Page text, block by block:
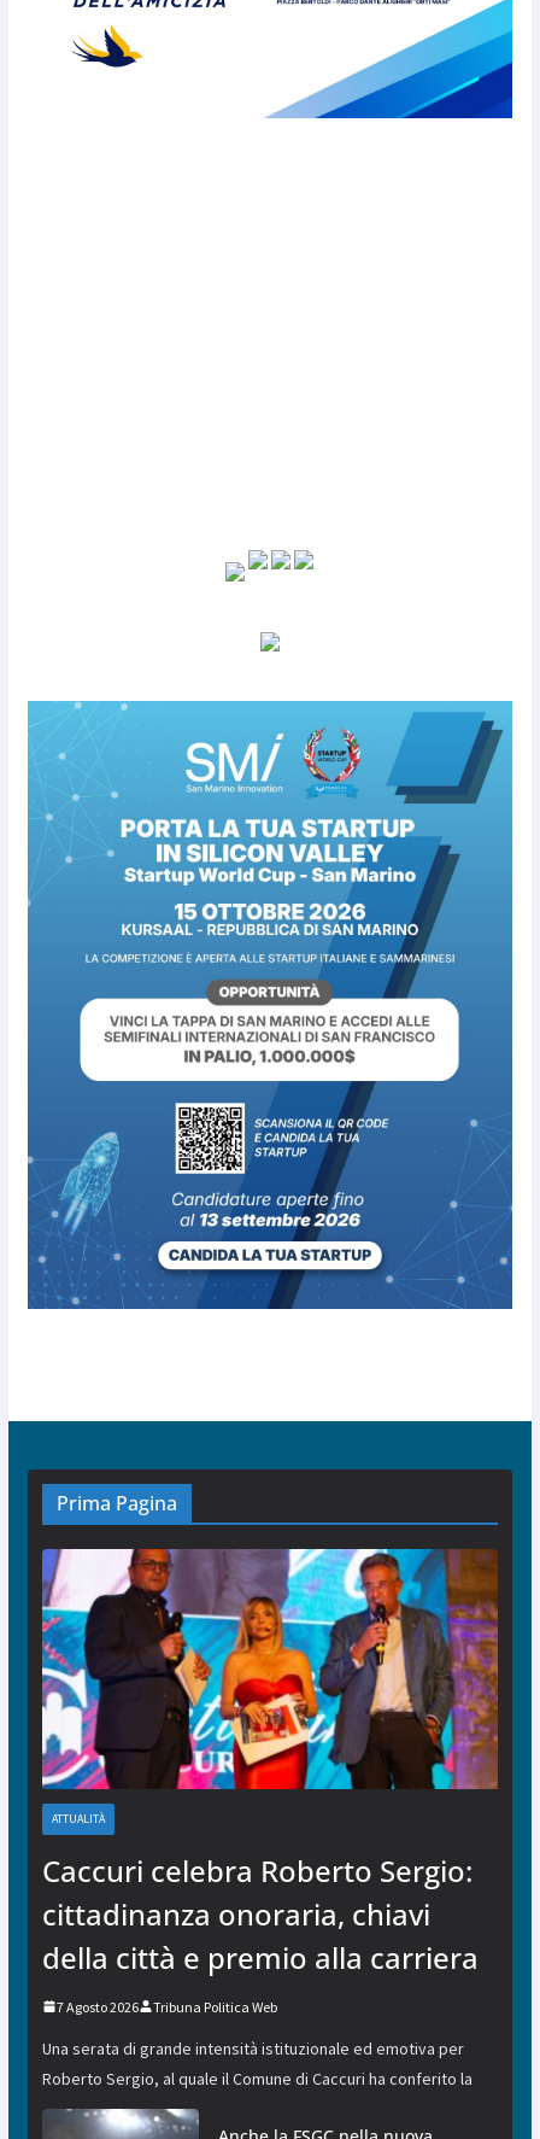
Prima Pagina
ATTUALITÀ
Caccuri celebra Roberto Sergio:
cittadinanza onoraria, chiavi
della città e premio alla carriera
7 Agosto 2026 Tribuna Politica Web
Una serata di grande intensità istituzionale ed emotiva per
Roberto Sergio, al quale il Comune di Caccuri ha conferito la